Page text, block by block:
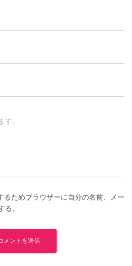
す。
るためブラウザーに自分の名前、メー
る。